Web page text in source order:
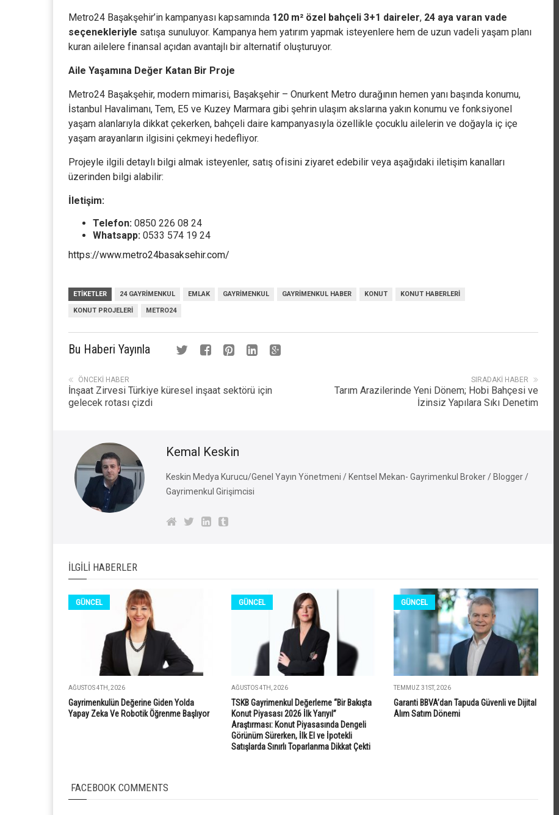
Metro24 Başakşehir’in kampanyası kapsamında 120 m² özel bahçeli 3+1 daireler, 24 aya varan vade
seçenekleriyle satışa sunuluyor. Kampanya hem yatırım yapmak isteyenlere hem de uzun vadeli yaşam planı
kuran ailelere finansal açıdan avantajlı bir alternatif oluşturuyor.
Aile Yaşamına Değer Katan Bir Proje
Metro24 Başakşehir, modern mimarisi, Başakşehir – Onurkent Metro durağının hemen yanı başında konumu,
İstanbul Havalimanı, Tem, E5 ve Kuzey Marmara gibi şehrin ulaşım akslarına yakın konumu ve fonksiyonel
yaşam alanlarıyla dikkat çekerken, bahçeli daire kampanyasıyla özellikle çocuklu ailelerin ve doğayla iç içe
yaşam arayanların ilgisini çekmeyi hedefliyor.
Projeyle ilgili detaylı bilgi almak isteyenler, satış ofisini ziyaret edebilir veya aşağıdaki iletişim kanalları
üzerinden bilgi alabilir:
İletişim:
Telefon: 0850 226 08 24
Whatsapp: 0533 574 19 24
https://www.metro24basaksehir.com/
ETIKETLER 24 GAYRIMENKUL EMLAK GAYRIMENKUL GAYRIMENKUL HABER KONUT KONUT HABERLERI
KONUT PROJELERI METRO24
Bu Haberi Yayınla
SIRADAKI HABER
Tarım Arazilerinde Yeni Dönem; Hobi Bahçesi ve
İzinsiz Yapılara Sıkı Denetim
ÖNCEKI HABER
İnşaat Zirvesi Türkiye küresel inşaat sektörü için
gelecek rotası çizdi
Kemal Keskin
Keskin Medya Kurucu/Genel Yayın Yönetmeni / Kentsel Mekan- Gayrimenkul Broker / Blogger /
Gayrimenkul Girişimcisi
İLGILI HABERLER
GÜNCEL
AĞUSTOS 4TH, 2026
Gayrimenkulün Değerine Giden Yolda
Yapay Zeka Ve Robotik Öğrenme Başlıyor
GÜNCEL
AĞUSTOS 4TH, 2026
TSKB Gayrimenkul Değerleme “Bir Bakışta
Konut Piyasası 2026 İlk Yarıyıl”
Araştırması: Konut Piyasasında Dengeli
Görünüm Sürerken, İlk El ve İpotekli
Satışlarda Sınırlı Toparlanma Dikkat Çekti
GÜNCEL
TEMMUZ 31ST, 2026
Garanti BBVA’dan Tapuda Güvenli ve Dijital
Alım Satım Dönemi
FACEBOOK COMMENTS